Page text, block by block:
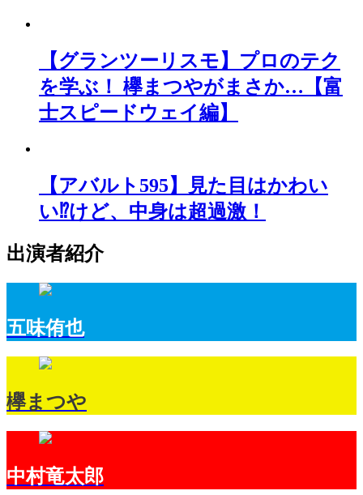
【グランツーリスモ】プロのテク
を学ぶ！ 欅まつやがまさか…【富
士スピードウェイ編】
【アバルト595】見た目はかわい
い⁉けど、中身は超過激！
出演者紹介
五味侑也
欅まつや
中村竜太郎